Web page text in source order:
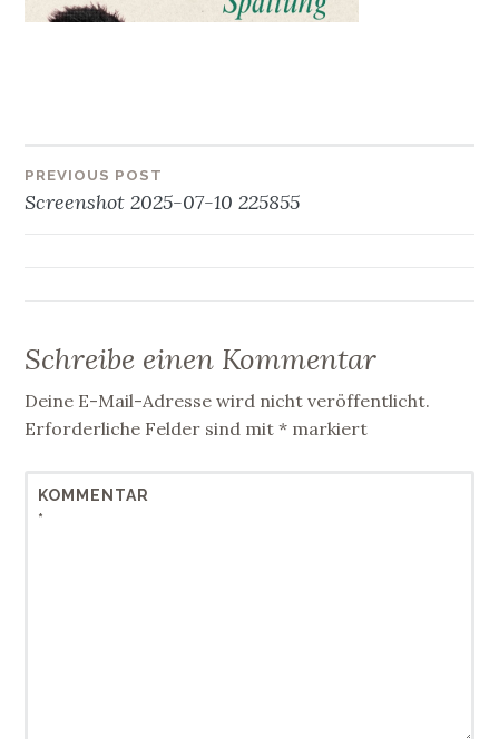
Beitragsnavigation
PREVIOUS POST
Screenshot 2025-07-10 225855
Schreibe einen Kommentar
Deine E-Mail-Adresse wird nicht veröffentlicht.
Erforderliche Felder sind mit* markiert
KOMMENTAR
*